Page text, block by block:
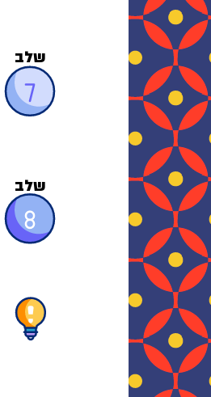
שלב
שלב